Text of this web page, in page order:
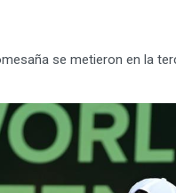
se metieron en la